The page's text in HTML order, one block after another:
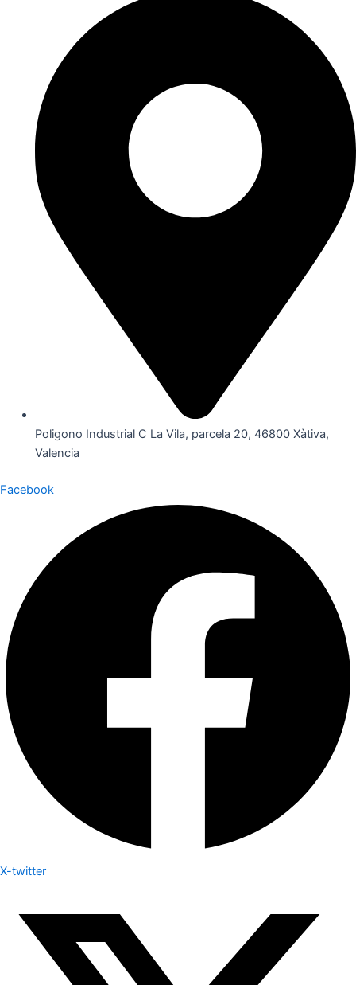
Poligono Industrial C La Vila, parcela 20, 46800 Xàtiva,
Valencia
Facebook
X-twitter